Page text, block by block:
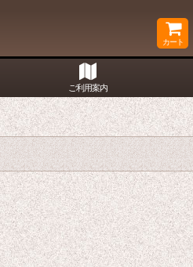
カート
ご利用案内